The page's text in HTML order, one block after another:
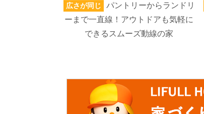
広さが同じ
パントリーからランドリ
ーまで一直線！アウトドアも気軽に
できるスムーズ動線の家